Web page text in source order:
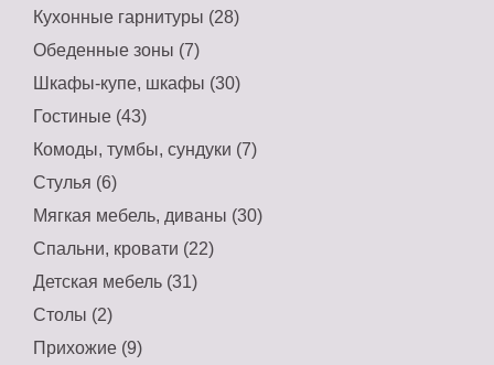
Кухонные гарнитуры (28)
Обеденные зоны (7)
Шкафы-купе, шкафы (30)
Гостиные (43)
Комоды, тумбы, сундуки (7)
Стулья (6)
Мягкая мебель, диваны (30)
Спальни, кровати (22)
Детская мебель (31)
Столы (2)
Прихожие (9)